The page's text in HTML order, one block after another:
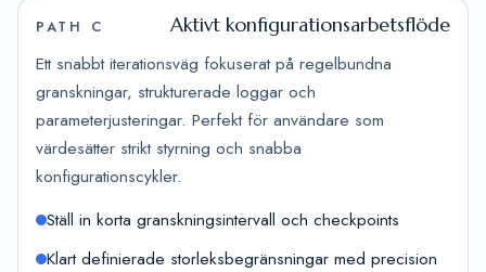
PATH C Aktivt konfigurationsarbetsflöde
Ett snabbt iterationsväg fokuserat på regelbundna
granskningar, strukturerade loggar och
parameterjusteringar. Perfekt för användare som
värdesätter strikt styrning och snabba
konfigurationscykler.
Ställ in korta granskningsintervall och checkpoints
Klart definierade storleksbegränsningar med precision